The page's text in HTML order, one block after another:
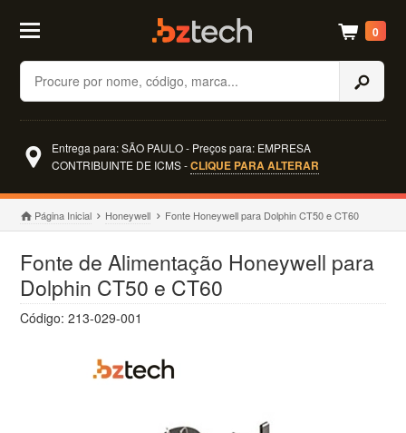
Buscar
0
Entrega para: SÃO PAULO - Preços para: EMPRESA
CONTRIBUINTE DE ICMS -CLIQUE PARA ALTERAR
Página Inicial Honeywell Fonte Honeywell para Dolphin CT50 e CT60
Fonte de Alimentação Honeywell para
Dolphin CT50 e CT60
Código: 213-029-001